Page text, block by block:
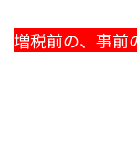
増税前の、事前